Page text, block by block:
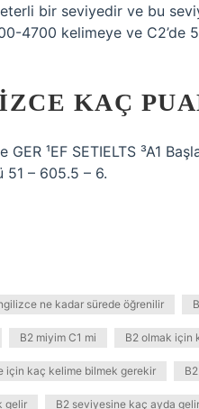
bir seviyedir ve bu
4700 kelimeye ve
KAÇ
¹EF SETIELTS ³A1
51 – 605.5 – 6.
ne kadar sürede öğrenilir
B2 miyim C1 mi B2 olmak için
için kaç kelime bilmek gerekir
gelir B2 seviyesine kaç ayda